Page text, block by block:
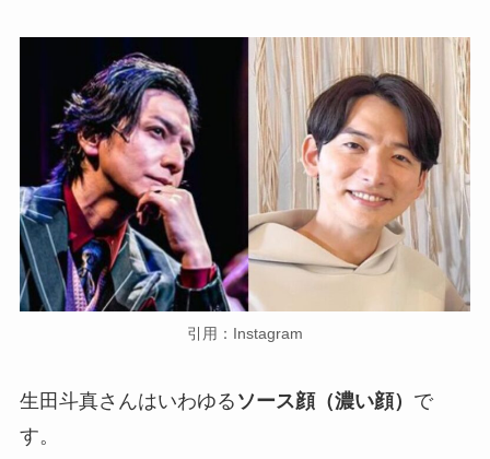
引用：Instagram
生田斗真さんはいわゆる ソース顔（濃い顔） で
す。